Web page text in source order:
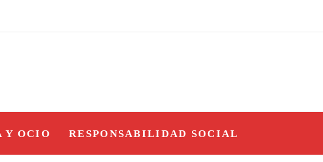
Y OCIO RESPONSABILIDAD SOCIAL